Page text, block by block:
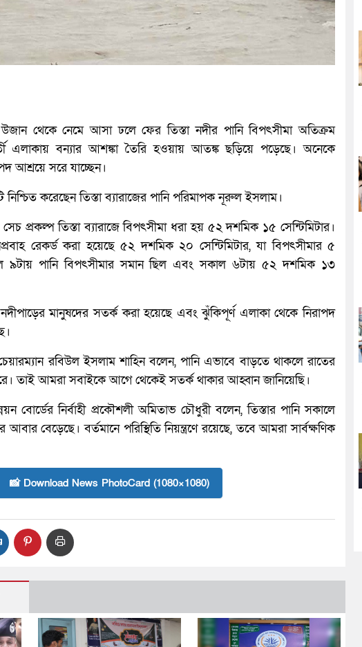
উজান থেকে নেমে আসা ঢলে ফের তিস্তা নদীর পানি বিপৎসীমা অতিক্রম
এলাকায় বন্যার আশঙ্কা তৈরি হওয়ায় আতঙ্ক ছড়িয়ে পড়েছে। অনেকে
আশ্রয়ে সরে যাচ্ছেন।
করেছেন তিস্তা ব্যারাজের পানি পরিমাপক নূরুল ইসলাম।
প্রকল্প তিস্তা ব্যারাজে বিপৎসীমা ধরা হয় ৫২ দশমিক ১৫ সেন্টিমিটার।
রেকর্ড করা হয়েছে ৫২ দশমিক ২০ সেন্টিমিটার, যা বিপৎসীমার ৫
৯টায় পানি বিপৎসীমার সমান ছিল এবং সকাল ৬টায় ৫২ দশমিক ১৩
নদীপাড়ের মানুষদের সতর্ক করা হয়েছে এবং ঝুঁকিপূর্ণ এলাকা থেকে নিরাপদ
রবিউল ইসলাম শাহিন বলেন, পানি এভাবে বাড়তে থাকলে রাতের
তাই আমরা সবাইকে আগে থেকেই সতর্ক থাকার আহ্বান জানিয়েছি।
বোর্ডের নির্বাহী প্রকৌশলী অমিতাভ চৌধুরী বলেন, তিস্তার পানি সকালে
বেড়েছে। বর্তমানে পরিস্থিতি নিয়ন্ত্রণে রয়েছে, তবে আমরা সার্বক্ষণিক
📸 Download News PhotoCard (1080×1080)